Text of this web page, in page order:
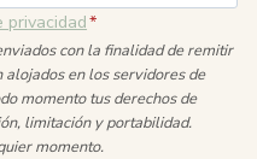
privacidad*
con la finalidad de remitir
en los servidores de
momento tus derechos de
limitación y portabilidad.
momento.